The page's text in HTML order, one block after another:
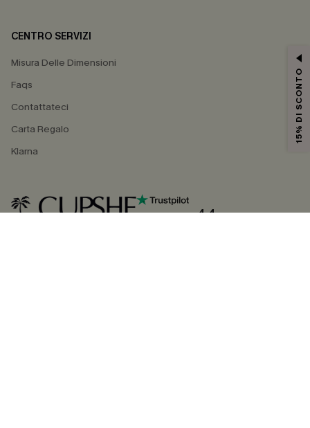
CENTRO SERVIZI
Misura Delle Dimensioni
Faqs
Contattateci
Carta Regalo
Klarna
4.4
15% DI SCONTO